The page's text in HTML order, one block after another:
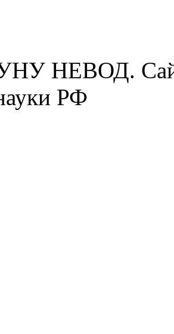
НЕВОД.
РФ